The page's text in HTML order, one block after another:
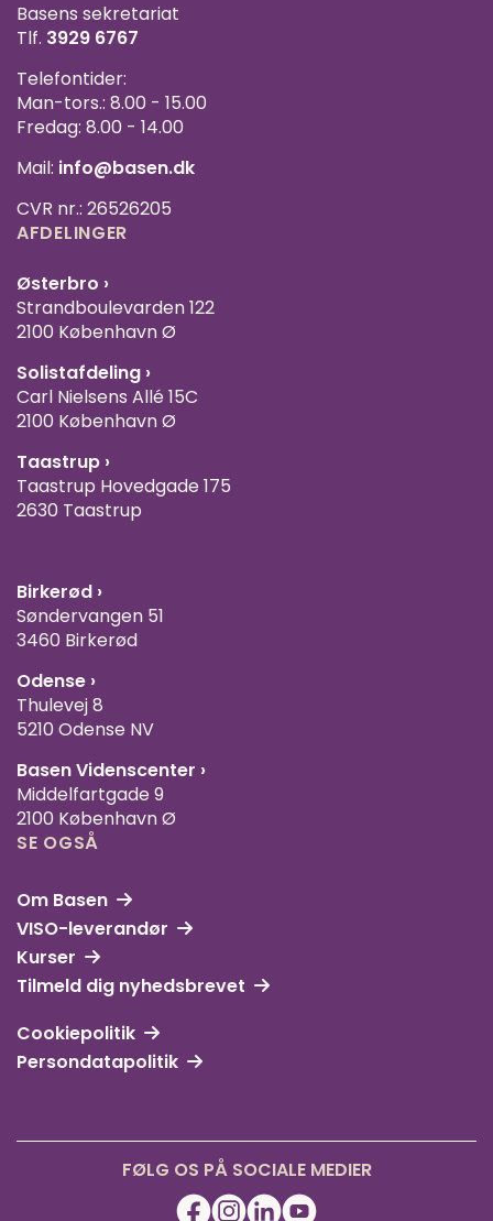
Basens sekretariat
Tlf. 3929 6767
Telefontider:
Man-tors.: 8.00 - 15.00
Fredag: 8.00 - 14.00
Mail: info@basen.dk
CVR nr.: 26526205
AFDELINGER
Østerbro ›
Strandboulevarden 122
2100 København Ø
Solistafdeling ›
Carl Nielsens Allé 15C
2100 København Ø
Taastrup ›
Taastrup Hovedgade 175
2630 Taastrup
Birkerød ›
Søndervangen 51
3460 Birkerød
Odense ›
Thulevej 8
5210 Odense NV
Basen Videnscenter ›
Middelfartgade 9
2100 København Ø
SE OGSÅ
Om Basen
VISO-leverandør
Kurser
Tilmeld dig nyhedsbrevet
Cookiepolitik
Persondatapolitik
FØLG OS PÅ SOCIALE MEDIER